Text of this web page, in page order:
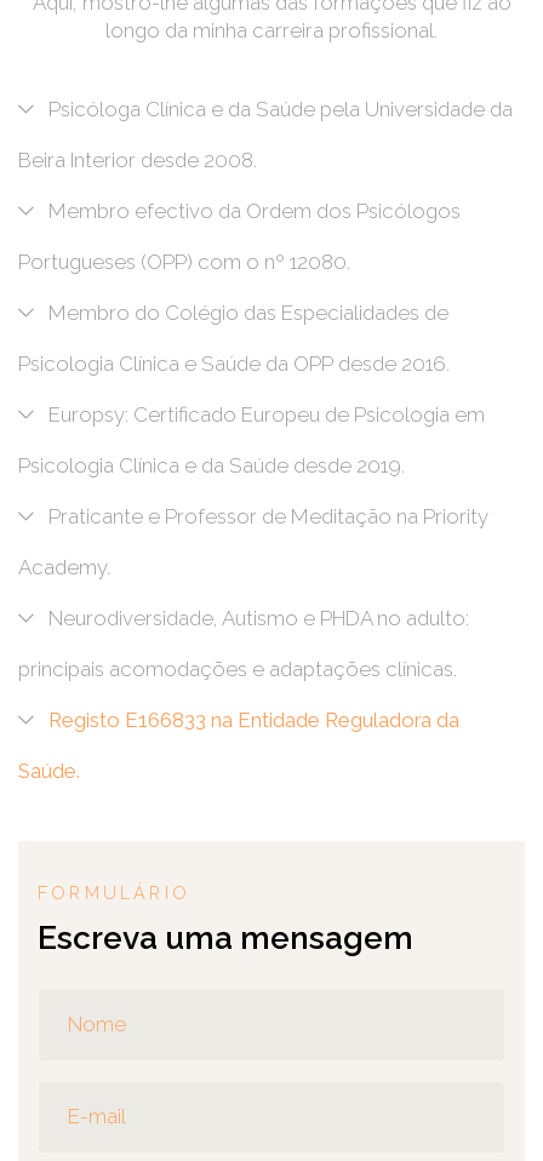
longo da minha carreira profissional.
Psicóloga Clínica e da Saúde pela Universidade da
Beira Interior desde 2008.
Membro efectivo da Ordem dos Psicólogos
Portugueses (OPP) com o nº 12080.
Membro do Colégio das Especialidades de
Psicologia Clínica e Saúde da OPP desde 2016.
Europsy: Certificado Europeu de Psicologia em
Psicologia Clínica e da Saúde desde 2019.
Praticante e Professor de Meditação na Priority
Academy.
Neurodiversidade, Autismo e PHDA no adulto:
principais acomodações e adaptações clínicas.
Registo E166833 na Entidade Reguladora da
Saúde.
FORMULÁRIO
Escreva uma mensagem